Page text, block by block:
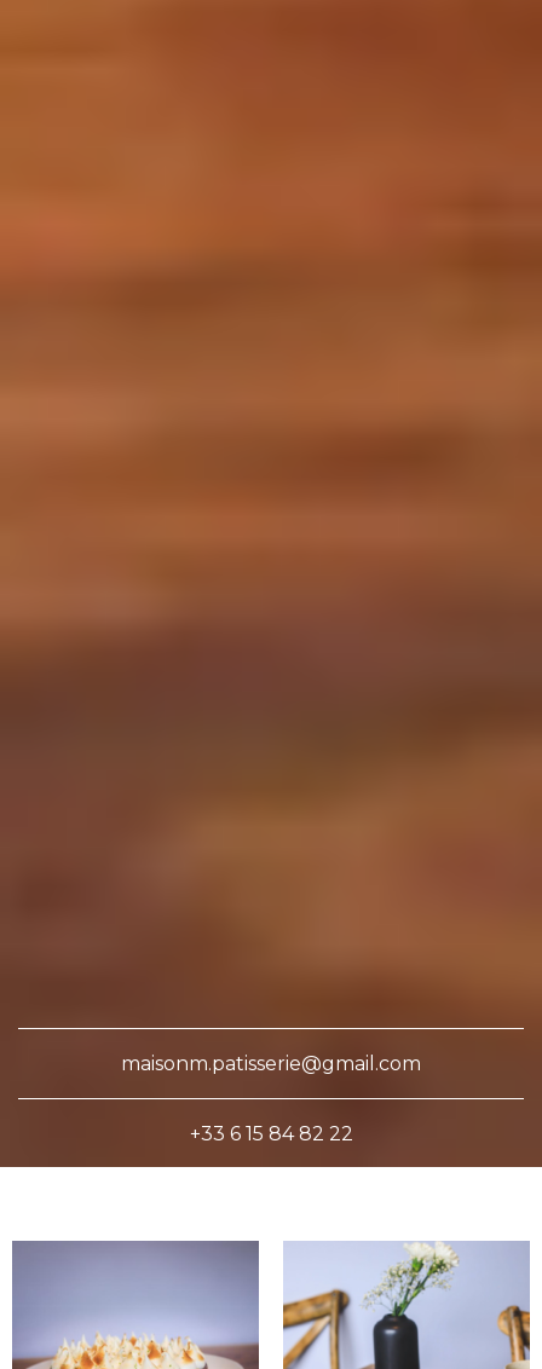
La pâtisserie sans gluten et
sans lactose qu'on aime
maisonm.patisserie@gmail.com
+33 6 15 84 82 22